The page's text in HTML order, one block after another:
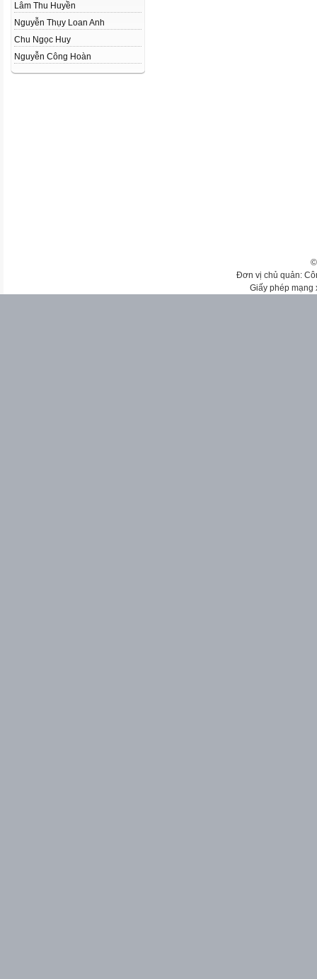
Lâm Thu Huyền
Nguyễn Thụy Loan Anh
Chu Ngọc Huy
Nguyễn Công Hoàn
Đơn vị chủ quản:
Giấy phép mạng